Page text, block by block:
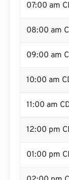
07:00 am
08:00 am
09:00 am
10:00 am
11:00 am
12:00 pm
01:00 pm